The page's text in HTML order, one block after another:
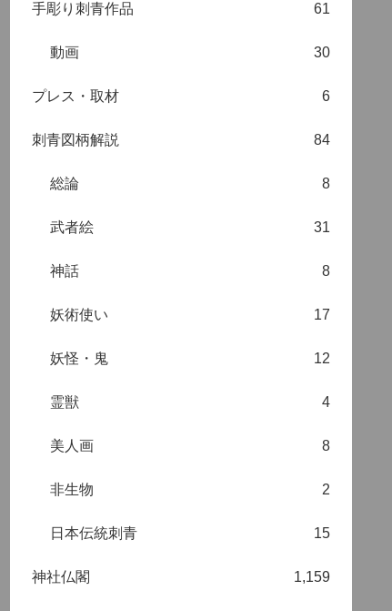
手彫り刺青作品 61
動画 30
プレス・取材 6
刺青図柄解説 84
総論 8
武者絵 31
神話 8
妖術使い 17
妖怪・鬼 12
霊獣 4
美人画 8
非生物 2
日本伝統刺青 15
神社仏閣 1,159